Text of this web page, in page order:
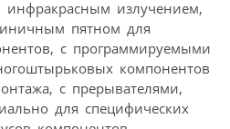
инфракрасным излучением,
пятном для
с программируемыми
компонентов
с прерывателями,
для специфических